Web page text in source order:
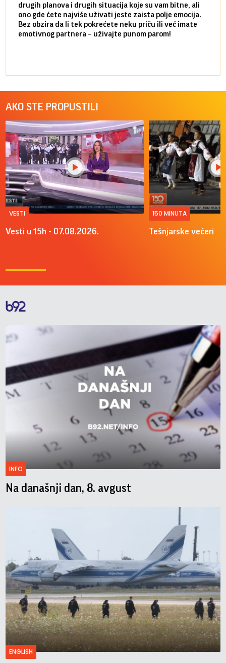
drugih planova i drugih situacija koje su vam bitne, ali
ono gde ćete najviše uživati jeste zaista polje emocija.
Bez obzira da li tek pokrećete neku priču ili već imate
emotivnog partnera – uživajte punom parom!
AKO STE PROPUSTILI
VESTI
Vesti u 15h - 07.08.2026.
150 MINUTA
Tešnjarske večeri
INFO
Na današnji dan, 8. avgust
ENGLISH